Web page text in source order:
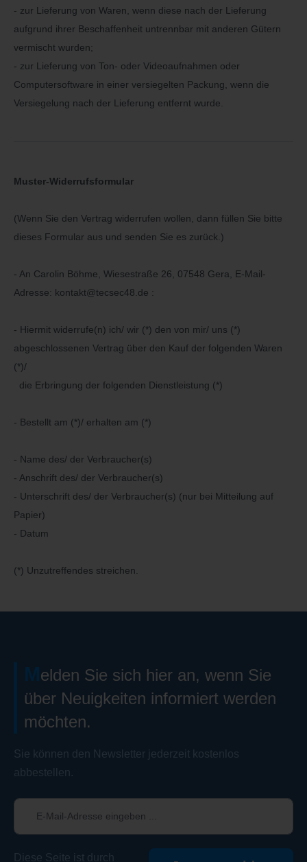
- zur Lieferung von Waren, wenn diese nach der Lieferung
aufgrund ihrer Beschaffenheit untrennbar mit anderen Gütern
vermischt wurden;
- zur Lieferung von Ton- oder Videoaufnahmen oder
Computersoftware in einer versiegelten Packung, wenn die
Versiegelung nach der Lieferung entfernt wurde.
Muster-Widerrufsformular
(Wenn Sie den Vertrag widerrufen wollen, dann füllen Sie bitte
dieses Formular aus und senden Sie es zurück.)
- An Carolin Böhme, Wiesestraße 26, 07548 Gera
E-Mail-
Adresse: kontakt@tecsec48.de :
- Hiermit widerrufe(n) ich/ wir (*) den von mir/ uns (*)
abgeschlossenen Vertrag über den Kauf der folgenden Waren
(*)/
die Erbringung der folgenden Dienstleistung (*)
- Bestellt am (*)/ erhalten am (*)
- Name des/ der Verbraucher(s)
- Anschrift des/ der Verbraucher(s)
- Unterschrift des/ der Verbraucher(s) (nur bei Mitteilung auf
Papier)
- Datum
(*) Unzutreffendes streichen.
Melden Sie sich hier an, wenn Sie
über Neuigkeiten informiert werden
möchten.
Sie können den Newsletter jederzeit kostenlos
abbestellen.
Diese Seite ist durch